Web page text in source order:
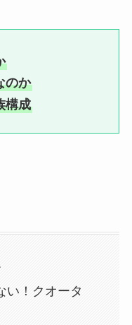
のか
構成
い！クオータ